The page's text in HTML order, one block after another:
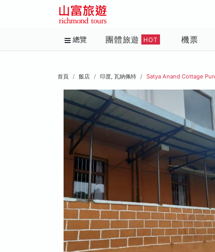
總覽 團體旅遊 HOT 機票
首頁 飯店 印度, 瓦納佩特 Satya Anand Cottage